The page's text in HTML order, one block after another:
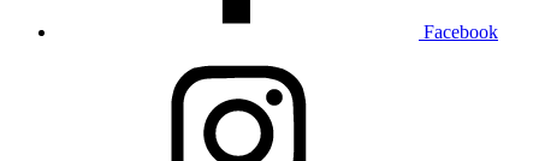
Facebook